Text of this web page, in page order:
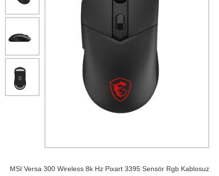
MSI Versa 300 Wireless 8k Hz Pixart 3395 Sensör Rgb Kablosuz